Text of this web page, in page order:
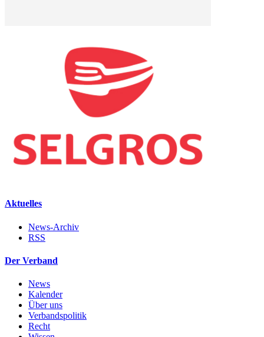
Aktuelles
News-Archiv
RSS
Der Verband
News
Kalender
Über uns
Verbandspolitik
Recht